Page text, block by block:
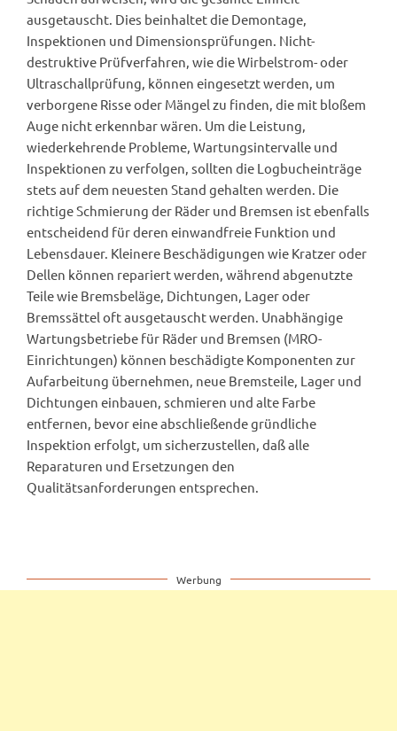
ausgetauscht. Dies beinhaltet die Demontage,
Inspektionen und Dimensionsprüfungen. Nicht-
destruktive Prüfverfahren, wie die Wirbelstrom- oder
Ultraschallprüfung, können eingesetzt werden, um
verborgene Risse oder Mängel zu finden, die mit bloßem
Auge nicht erkennbar wären. Um die Leistung,
wiederkehrende Probleme, Wartungsintervalle und
Inspektionen zu verfolgen, sollten die Logbucheinträge
stets auf dem neuesten Stand gehalten werden. Die
richtige Schmierung der Räder und Bremsen ist ebenfalls
entscheidend für deren einwandfreie Funktion und
Lebensdauer. Kleinere Beschädigungen wie Kratzer oder
Dellen können repariert werden, während abgenutzte
Teile wie Bremsbeläge, Dichtungen, Lager oder
Bremssättel oft ausgetauscht werden. Unabhängige
Wartungsbetriebe für Räder und Bremsen (MRO-
Einrichtungen) können beschädigte Komponenten zur
Aufarbeitung übernehmen, neue Bremsteile, Lager und
Dichtungen einbauen, schmieren und alte Farbe
entfernen, bevor eine abschließende gründliche
Inspektion erfolgt, um sicherzustellen, daß alle
Reparaturen und Ersetzungen den
Qualitätsanforderungen entsprechen.
Werbung